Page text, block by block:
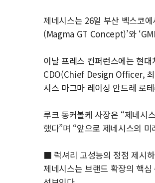
제네시스는 26일 부산 벡스코
(Magma GT Concept)’와
이날 프레스 컨퍼런스에는 현
CDO(Chief Design Officer, 최
시스 마그마 레이싱 안드레 로
루크 동커볼케 사장은 “제네시
했다”며 “앞으로 제네시스의
■ 럭셔리 고성능의 정점 제시
제네시스는 브랜드 확장의 핵심